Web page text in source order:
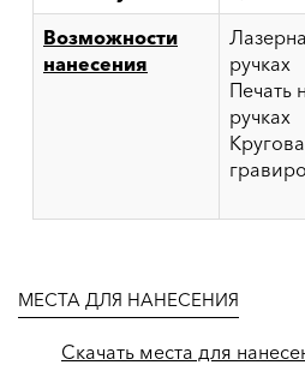
Возможности
нанесения
ручках
Печать
ручках
МЕСТА ДЛЯ НАНЕСЕНИЯ
Скачать места для